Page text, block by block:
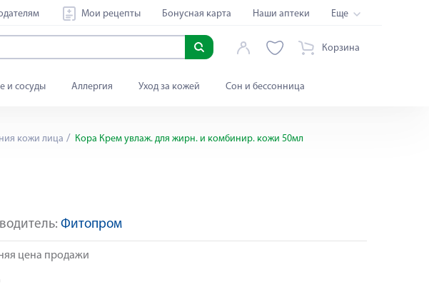
Мои рецепты Бонусная карта Наши аптеки Еще
Корзина
и сосуды Аллергия Уход за кожей Сон и бессонница
кожи лица Кора Крем увлаж. для жирн. и комбинир. кожи 50мл
Фитопром
цена продажи